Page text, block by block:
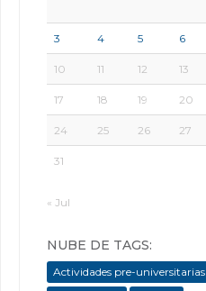
3 4 5 6
10 11 12 13
17 18 19 20
24 25 26 27
31
« Jul
NUBE DE TAGS:
Actividades pre-universitarias